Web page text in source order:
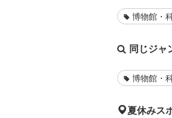
博物館・
同じジャ
博物館・
夏休みス